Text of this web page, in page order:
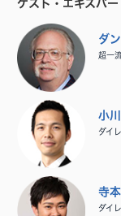
ゲスト・エキスパー
ダ
超一
小
ダイ
寺
ダイ